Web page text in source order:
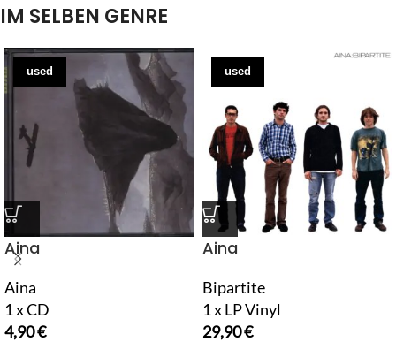
IM SELBEN GENRE
used
Aina
Aina
1 x CD
4,90€
used
Aina
Bipartite
1 x LP Vinyl
29,90€